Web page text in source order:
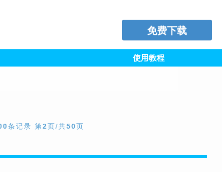
免费下载
使用教程
条记录 第2页/共50页